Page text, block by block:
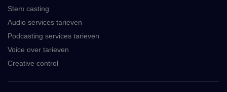
Stem casting
Audio services tarieven
Podcasting services tarieven
Voice over tarieven
Creative control